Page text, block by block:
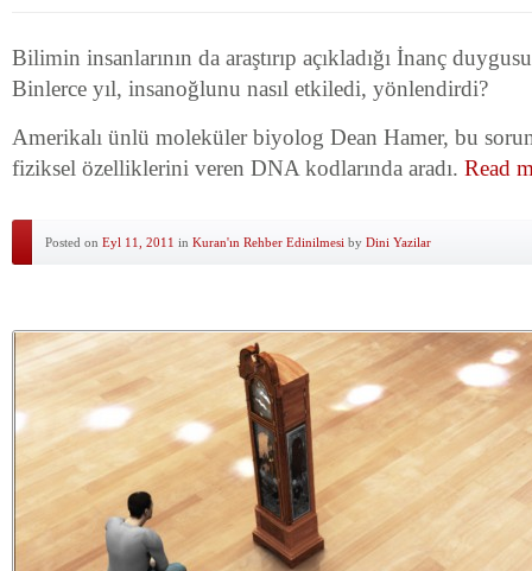
Bilimin insanlarının da araştırıp açıkladığı İnanç
Binlerce yıl, insanoğlunu nasıl etkiledi, yönlendirdi?
Amerikalı ünlü moleküler biyolog Dean Hamer, bu
fiziksel özelliklerini veren DNA kodlarında aradı. Read
Posted on Eyl 11, 2011 in Kuran'ın Rehber Edinilmesi by Dini Yazilar